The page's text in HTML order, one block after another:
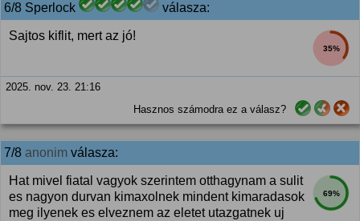
6/8 Sperlock válasza:
35%
Sajtos kiflit, mert az jó!
2025. nov. 23. 21:16
Hasznos számodra ez a válasz?
7/8 anonim válasza:
69%
Hat mivel fiatal vagyok szerintem otthagynam a sulit
es nagyon durvan kimaxolnek mindent kimaradasok
meg ilyenek es elveznem az eletet utazgatnek uj